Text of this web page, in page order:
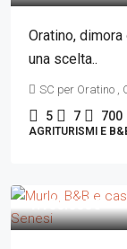
Oratino,
una scelta..
SC per Oratino ,
5 7 700
AGRITURISMI E
1.100.000€